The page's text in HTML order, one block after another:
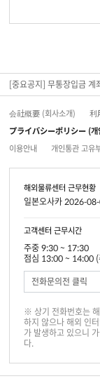
[중요공지] 무통장입금 계
会社概要 (회사소개) 利
プライバシーポリシー (개
이용안내
개인통관 고유
해외물류센터 근무현황
일본오사카 2026-
고객센터 근무시간
주중 9:30 ~ 17:30
점심 13:00 ~ 14:00 (
전화문의전 클릭
※ 상기 전화번호는
하지 않으나 해외 인
가 발생하고 있으니
다.